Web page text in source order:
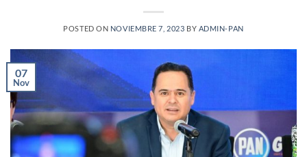
POSTED ON NOVIEMBRE 7, 2023 BY ADMIN-PAN
07
Nov